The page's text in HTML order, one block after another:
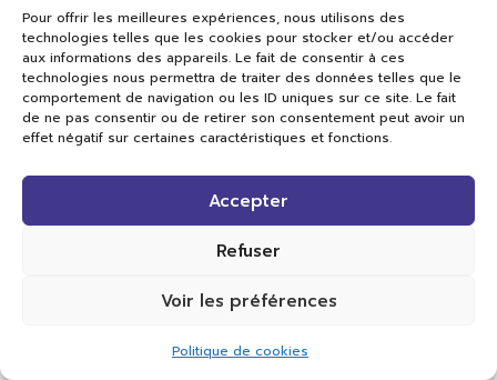
Pour offrir les meilleures expériences, nous utilisons des
technologies telles que les cookies pour stocker et/ou accéder
aux informations des appareils. Le fait de consentir à ces
technologies nous permettra de traiter des données telles que le
comportement de navigation ou les ID uniques sur ce site. Le fait
de ne pas consentir ou de retirer son consentement peut avoir un
effet négatif sur certaines caractéristiques et fonctions.
Accepter
Refuser
Voir les préférences
Politique de cookies
Val TV
Centre de Compétences Médias
Rue du Pont-Neuf 24
Tous droits réservés.
Réalisation Cavin-Baudat Digital Lab